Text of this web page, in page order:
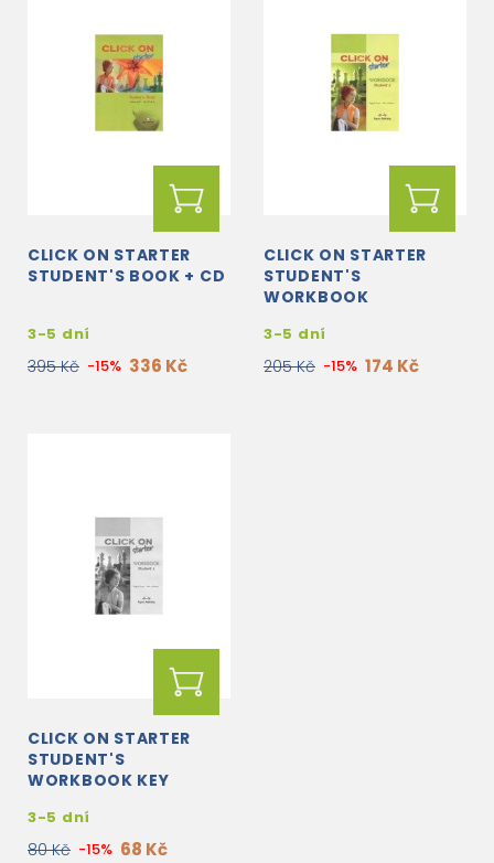
CLICK ON STARTER
STUDENT'S BOOK + CD
3-5 dní
395 Kč -15% 336 Kč
CLICK ON STARTER
STUDENT'S
WORKBOOK
3-5 dní
205 Kč -15% 174 Kč
CLICK ON STARTER
STUDENT'S
WORKBOOK KEY
3-5 dní
80 Kč -15% 68 Kč